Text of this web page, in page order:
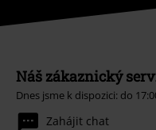
Náš zákaznický
Dnes jsme k dispozici: do
Zahájit chat